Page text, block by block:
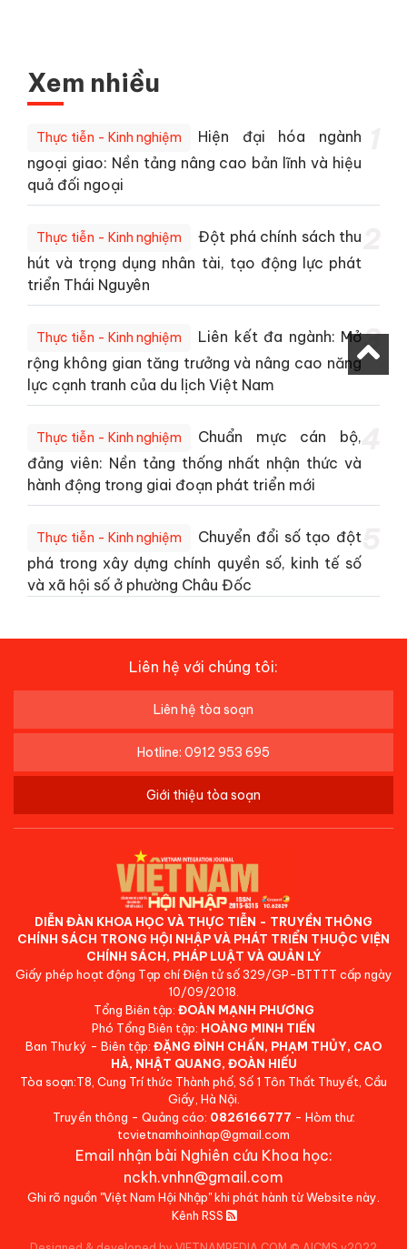
Xem nhiều
Thực tiễn - Kinh nghiệm
Hiện đại hóa ngành
ngoại giao: Nền tảng nâng cao bản lĩnh và hiệu
quả đối ngoại
Thực tiễn - Kinh nghiệm
Đột phá chính sách thu
hút và trọng dụng nhân tài, tạo động lực phát
triển Thái Nguyên
Thực tiễn - Kinh nghiệm
Liên kết đa ngành: Mở
rộng không gian tăng trưởng và nâng cao năng
lực cạnh tranh của du lịch Việt Nam
3
Thực tiễn - Kinh nghiệm
Chuẩn mực cán bộ,
đảng viên: Nền tảng thống nhất nhận thức và
hành động trong giai đoạn phát triển mới
Thực tiễn - Kinh nghiệm
Chuyển đổi số tạo đột
phá trong xây dựng chính quyền số, kinh tế số
và xã hội số ở phường Châu Đốc
Liên hệ với chúng tôi:
Liên hệ tòa soạn
Hotline: 0912 953 695
Giới thiệu tòa soạn
DIỄN ĐÀN KHOA HỌC VÀ THỰC TIỄN - TRUYỀN THÔNG
CHÍNH SÁCH TRONG HỘI NHẬP VÀ PHÁT TRIỂN THUỘC VIỆN
CHÍNH SÁCH, PHÁP LUẬT VÀ QUẢN LÝ
Giấy phép hoạt động Tạp chí Điện tử số 329/GP-BTTTT cấp ngày
10/09/2018.
Tổng Biên tập: ĐOÀN MẠNH PHƯƠNG
Phó Tổng Biên tập: HOÀNG MINH TIẾN
Ban Thư ký - Biên tập: ĐẶNG ĐÌNH CHẤN, PHẠM THỦY, CAO
HÀ, NHẬT QUANG, ĐOÀN HIẾU
Tòa soạn:T8, Cung Trí thức Thành phố, Số 1 Tôn Thất Thuyết, Cầu
Giấy, Hà Nội.
Truyền thông - Quảng cáo: 0826166777 - Hòm thư:
tcvietnamhoinhap@gmail.com
Email nhận bài Nghiên cứu Khoa học:
nckh.vnhn@gmail.com
Ghi rõ nguồn "Việt Nam Hội Nhập" khi phát hành từ Website này.
Kênh RSS